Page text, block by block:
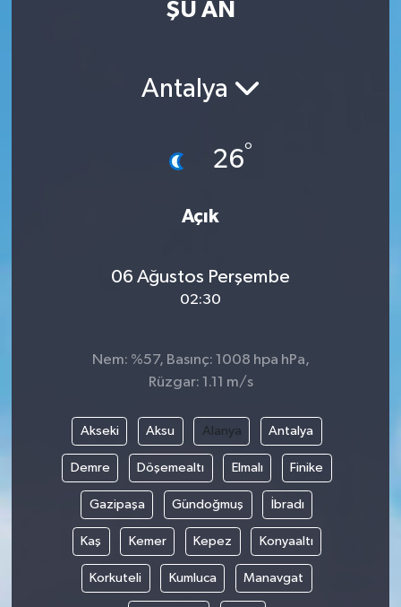
ŞU AN
Antalya
26°
Açık
06 Ağustos Perşembe
02:30
Nem: %57, Basınç: 1008 hpa hPa,
Rüzgar: 1.11 m/s
Akseki Aksu Alanya Antalya
Demre Döşemealtı Elmalı Finike
Gazipaşa Gündoğmuş İbradı
Kaş Kemer Kepez Konyaaltı
Korkuteli Kumluca Manavgat